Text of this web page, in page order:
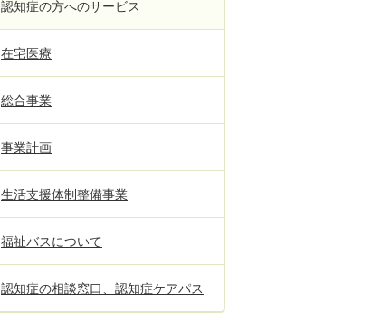
認知症の方へのサービス
在宅医療
総合事業
事業計画
生活支援体制整備事業
福祉バスについて
認知症の相談窓口、認知症ケアパス